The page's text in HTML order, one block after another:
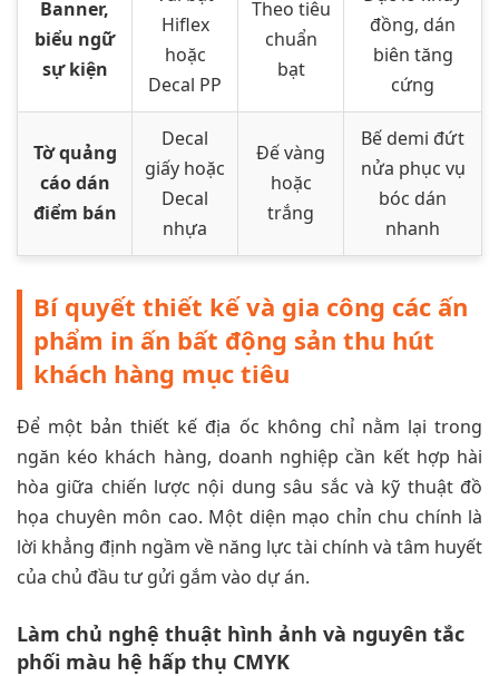
Banner,
biểu ngữ
sự kiện
Hiflex
hoặc
Decal PP
Theo tiêu
chuẩn
bạt
đồng, dán
biên tăng
cứng
Tờ quảng
cáo dán
điểm bán
Decal
giấy hoặc
Decal
nhựa
Đế vàng
hoặc
trắng
Bế demi đứt
nửa phục vụ
bóc dán
nhanh
Bí quyết thiết kế và gia công các ấn
phẩm in ấn bất động sản thu hút
khách hàng mục tiêu
Để một bản thiết kế địa ốc không chỉ nằm lại trong
ngăn kéo khách hàng, doanh nghiệp cần kết hợp hài
hòa giữa chiến lược nội dung sâu sắc và kỹ thuật đồ
họa chuyên môn cao. Một diện mạo chỉn chu chính là
lời khẳng định ngầm về năng lực tài chính và tâm huyết
của chủ đầu tư gửi gắm vào dự án.
Làm chủ nghệ thuật hình ảnh và nguyên tắc
phối màu hệ hấp thụ CMYK